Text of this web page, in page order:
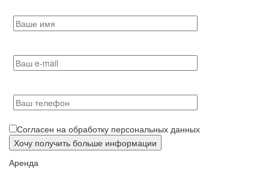
Согласен на обработку персональных данных
Аренда